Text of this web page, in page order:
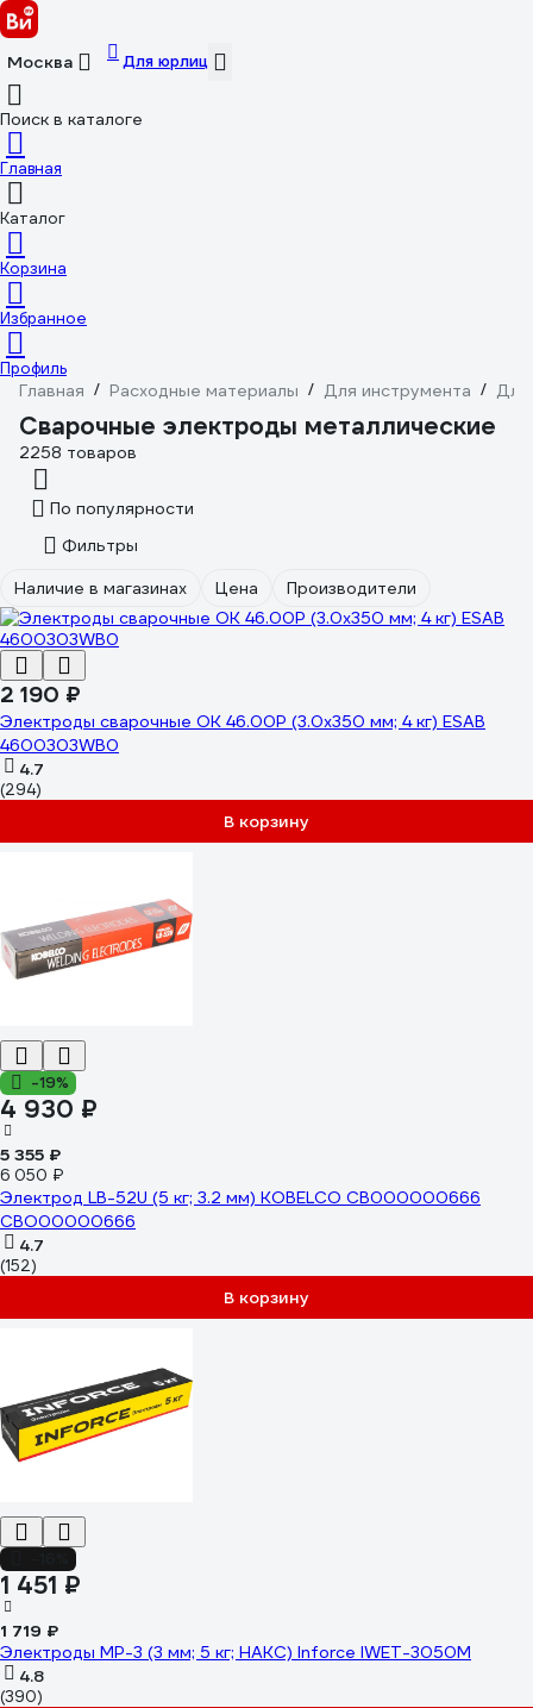
Москва Для юрлиц
Поиск в каталоге
Главная
Каталог
Корзина
Избранное
Профиль
Главная / Расходные материалы / Для инструмента / Для
Сварочные электроды металлические
2258 товаров
По популярности
Фильтры
Наличие в магазинах
Цена Производители
2 190 ₽
Электроды сварочные OK 46.00P (3.0х350 мм; 4 кг) ESAB
4600303WB0
4.7
(294)
В корзину
-19%
4 930 ₽
5 355 ₽
6 050 ₽
Электрод LB-52U (5 кг; 3.2 мм) KOBELCO СВ000000666
СВО00000666
4.7
(152)
В корзину
1 451 ₽
1 719 ₽
Электроды МР-3 (3 мм; 5 кг; НАКС) Inforce IWET-3050M
4.8
(390)